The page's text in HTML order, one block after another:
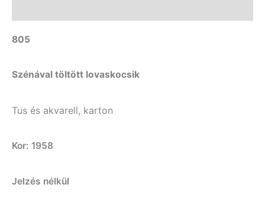
805
Szénával töltött lovaskocsik
Tus és akvarell, karton
Kor: 1958
Jelzés nélkül